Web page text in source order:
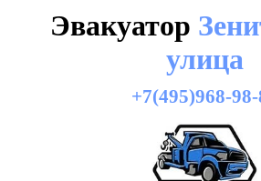
Эвакуатор
улица
+7(495)968-